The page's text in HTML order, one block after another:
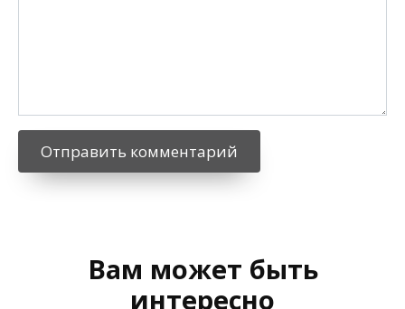
Вам может быть
интересно